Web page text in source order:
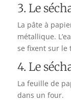
3. Le
La pâte à
métallique.
se fixent sur le
4. Le
La feuille de
dans un four.